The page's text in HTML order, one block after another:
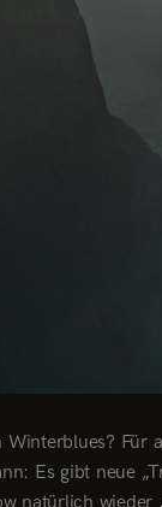
Für
Es gibt neue
natürlich wieder